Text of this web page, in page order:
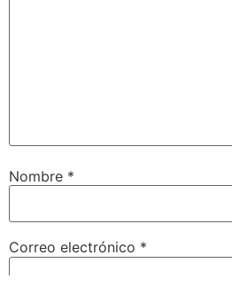
Nombre *
Correo electrónico *